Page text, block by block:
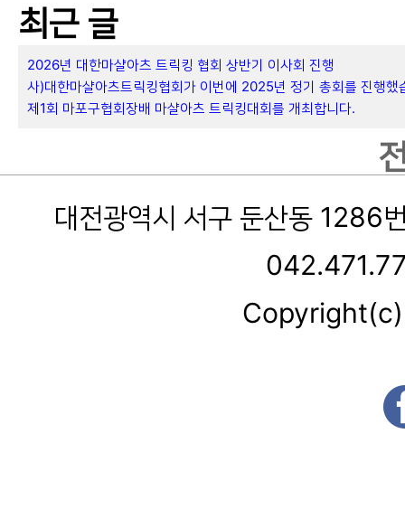
최근 글
2026년 대한마샬아츠 트릭킹 협회 상반기 이사회 진행
사)대한마샬아츠트릭킹협회가 이번에 2025년 정기 총회를 진행했
제1회 마포구협회장배 마샬아츠 트릭킹대회를 개최합니다.
대전광역시 서구 둔산동 1286